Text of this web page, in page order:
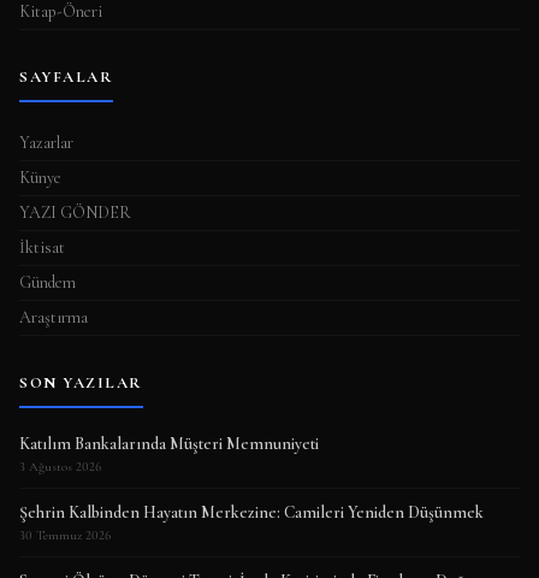
Kitap-Öneri
SAYFALAR
Yazarlar
Künye
YAZI GÖNDER
İktisat
Gündem
Araştırma
SON YAZILAR
Katılım Bankalarında Müşteri Memnuniyeti
3 Ağustos 2026
Şehrin Kalbinden Hayatın Merkezine: Camileri Yeniden Düşünmek
30 Temmuz 2026